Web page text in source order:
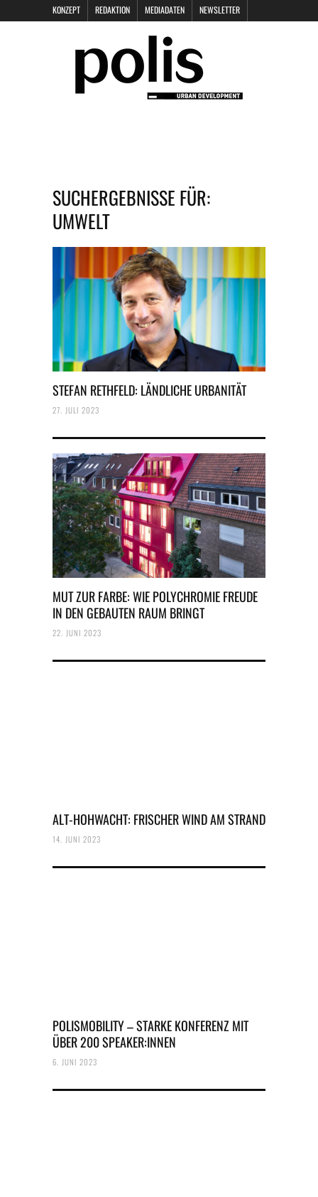
KONZEPT REDAKTION MEDIADATEN NEWSLETTER
DATENSCHUTZ
SUCHERGEBNISSE FÜR:
UMWELT
STEFAN RETHFELD: LÄNDLICHE URBANITÄT
27. JULI 2023
MUT ZUR FARBE: WIE POLYCHROMIE FREUDE
IN DEN GEBAUTEN RAUM BRINGT
22. JUNI 2023
ALT-HOHWACHT: FRISCHER WIND AM STRAND
14. JUNI 2023
POLISMOBILITY – STARKE KONFERENZ MIT
ÜBER 200 SPEAKER:INNEN
6. JUNI 2023